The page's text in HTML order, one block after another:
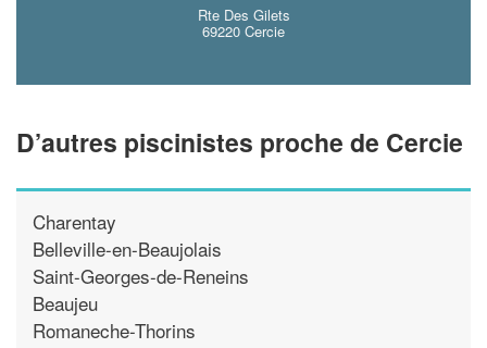
Rte Des Gilets
69220 Cercie
D’autres piscinistes proche de Cercie
Charentay
Belleville-en-Beaujolais
Saint-Georges-de-Reneins
Beaujeu
Romaneche-Thorins